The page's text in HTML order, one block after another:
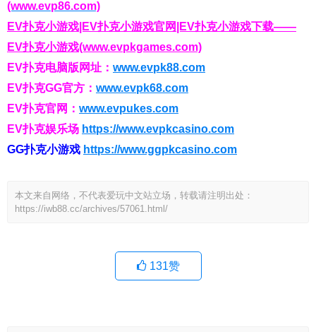
(www.evp86.com)
EV扑克小游戏|EV扑克小游戏官网|EV扑克小游戏下载——
EV扑克小游戏(www.evpkgames.com)
EV扑克电脑版网址： www.evpk88.com
EV扑克GG官方： www.evpk68.com
EV扑克官网： www.evpukes.com
EV扑克娱乐场 https://www.evpkcasino.com
GG扑克小游戏 https://www.ggpkcasino.com
本文来自网络，不代表爱玩中文站立场，转载请注明出处：
https://iwb88.cc/archives/57061.html/
131赞